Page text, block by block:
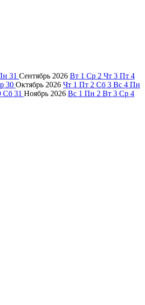
31 Сентябрь 2026 Вт 1 Ср 2 Чт 3 Пт 4
30 Октябрь 2026 Чт 1 Пт 2 Сб 3 Вс 4 Пн
Сб 31 Ноябрь 2026 Вс 1 Пн 2 Вт 3 Ср 4